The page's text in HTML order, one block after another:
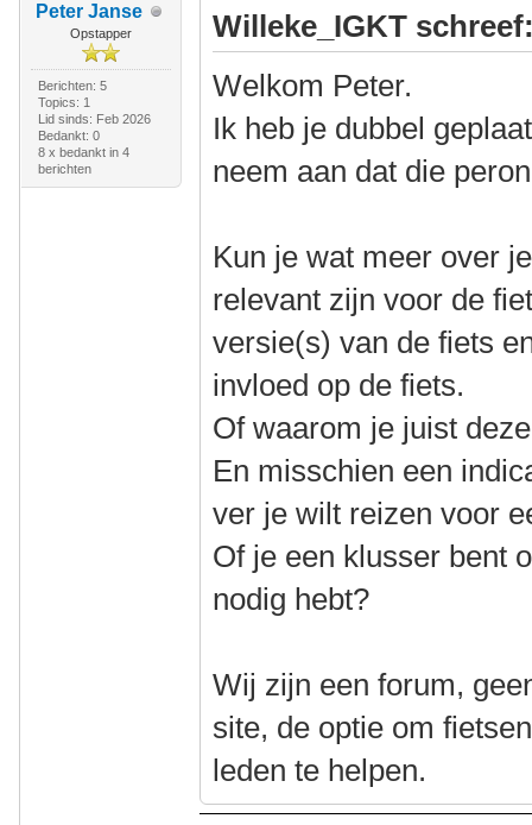
Peter Janse
Opstapper
Berichten: 5
Topics: 1
Lid sinds: Feb 2026
Bedankt: 0
8 x bedankt in 4
berichten
Willeke_IGKT
Welkom Peter.
Ik heb je dubbel
neem aan dat die
Kun je wat meer over
relevant zijn voor de
versie(s) van de fiets
invloed op de fiets.
Of waarom je juist
En misschien een
ver je wilt reizen voor
Of je een klusser bent
nodig hebt?
Wij zijn een forum,
site, de optie om
leden te helpen.